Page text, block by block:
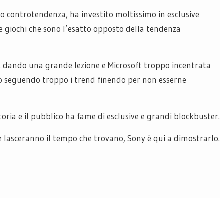
controtendenza, ha investito moltissimo in esclusive
che sono l’esatto opposto della tendenza
una grande lezione e Microsoft troppo incentrata
seguendo troppo i trend finendo per non esserne
e il pubblico ha fame di esclusive e grandi blockbuster.
il tempo che trovano, Sony è qui a dimostrarlo.